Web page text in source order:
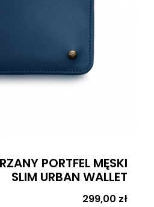
PORTFEL MĘSKI
SLIM URBAN WALLET
Cena
299,00 zł